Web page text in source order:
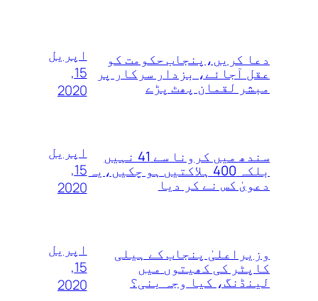
دعا کریں،پنجاب حکومت کو
عقل آجائے، بزدار سرکار پر
مبشر لقمان پھٹ پڑے
اپریل
15,
2020
سندھ میں کرونا سے 41 نہیں
بلکہ 400 ہلاکتیں ہو چکیں،یہ
دعویٰ کس نے کر دیا
اپریل
15,
2020
وزیراعلیٰ پنجاب کے ہیلی
کاپٹر کی کھیتوں میں
لینڈنگ، کیا وجہ بنی؟
اپریل
15,
2020